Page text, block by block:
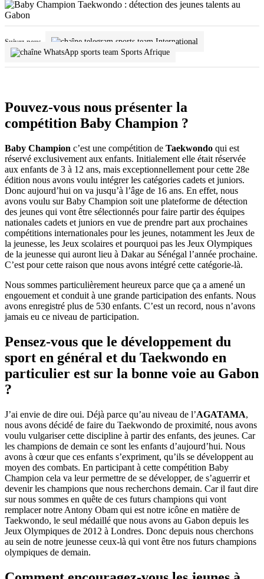
Suivez-nous
International
Sports Afrique
Pouvez-vous nous présenter la
compétition Baby Champion ?
Baby Champion c’est une compétition de Taekwondo qui est
réservé exclusivement aux enfants. Initialement elle était réservée
aux enfants de 3 à 12 ans, mais exceptionnellement pour cette 28e
édition nous avons voulu intégrer les catégories cadets et juniors.
Donc aujourd’hui on va jusqu’à l’âge de 16 ans. En effet, nous
avons voulu sur Baby Champion soit une plateforme de détection
des jeunes qui vont être sélectionnés pour faire partir des équipes
nationales cadets et juniors en vue de prendre part aux prochaines
compétitions internationales pour les jeunes, notamment les Jeux de
la jeunesse, les Jeux scolaires et pourquoi pas les Jeux Olympiques
de la jeunesse qui auront lieu à Dakar au Sénégal l’année prochaine.
C’est pour cette raison que nous avons intégré cette catégorie-là.
Nous sommes particulièrement heureux parce que ça a amené un
engouement et conduit à une grande participation des enfants. Nous
avons enregistré plus de 530 enfants. C’est un record, nous n’avons
jamais eu ce niveau de participation.
Pensez-vous que le développement du
sport en général et du Taekwondo en
particulier est sur la bonne voie au Gabon
?
J’ai envie de dire oui. Déjà parce qu’au niveau de l’AGATAMA,
nous avons décidé de faire du Taekwondo de proximité, nous avons
voulu vulgariser cette discipline à partir des enfants, des jeunes. Car
les champions de demain ce sont les enfants d’aujourd’hui. Nous
avons à cœur que ces enfants s’expriment, qu’ils se développent au
moyen des combats. En participant à cette compétition Baby
Champion cela va leur permettre de se développer, de s’aguerrir et
devenir les champions que nous recherchons demain. Car il faut dire
sur nous sommes en quête de ces futurs champions qui vont
remplacer notre Antony Obam qui est notre icône en matière de
Taekwondo, le seul médaillé que nous avons au Gabon depuis les
Jeux Olympiques de 2012 à Londres. Donc depuis nous cherchons
au sein de notre jeunesse ceux-là qui vont être nos futurs champions
olympiques de demain.